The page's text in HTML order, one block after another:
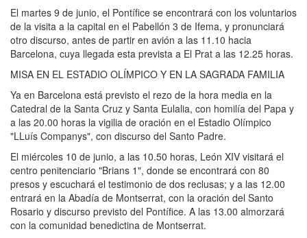
El martes 9 de junio, el Pontífice se encontrará con los voluntarios
de la visita a la capital en el Pabellón 3 de Ifema, y pronunciará
otro discurso, antes de partir en avión a las 11.10 hacia
Barcelona, cuya llegada esta prevista a El Prat a las 12.25 horas.
MISA EN EL ESTADIO OLÍMPICO Y EN LA SAGRADA FAMILIA
Ya en Barcelona está previsto el rezo de la hora media en la
Catedral de la Santa Cruz y Santa Eulalia, con homilía del Papa y
a las 20.00 horas la vigilia de oración en el Estadio Olímpico
"LLuís Companys", con discurso del Santo Padre.
El miércoles 10 de junio, a las 10.50 horas, León XIV visitará el
centro penitenciario "Brians 1", donde se encontrará con 80
presos y escuchará el testimonio de dos reclusas; y a las 12.00
entrará en la Abadía de Montserrat, con la oración del Santo
Rosario y discurso previsto del Pontífice. A las 13.00 almorzará
con la comunidad benedictina de Montserrat.